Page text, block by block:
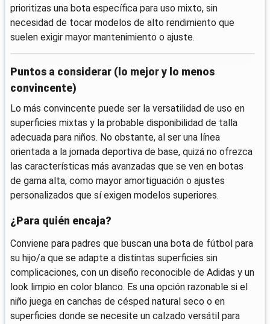
prioritizas una bota específica para uso mixto, sin
necesidad de tocar modelos de alto rendimiento que
suelen exigir mayor mantenimiento o ajuste.
Puntos a considerar (lo mejor y lo menos
convincente)
Lo más convincente puede ser la versatilidad de uso en
superficies mixtas y la probable disponibilidad de talla
adecuada para niños. No obstante, al ser una línea
orientada a la jornada deportiva de base, quizá no ofrezca
las características más avanzadas que se ven en botas
de gama alta, como mayor amortiguación o ajustes
personalizados que sí exigen modelos superiores.
¿Para quién encaja?
Conviene para padres que buscan una bota de fútbol para
su hijo/a que se adapte a distintas superficies sin
complicaciones, con un diseño reconocible de Adidas y un
look limpio en color blanco. Es una opción razonable si el
niño juega en canchas de césped natural seco o en
superficies donde se necesite un calzado versátil para